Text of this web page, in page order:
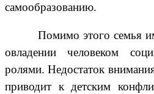
самообразованию.
Помимо этого семья
овладении человеком
ролями. Недостаток
приводит к детским